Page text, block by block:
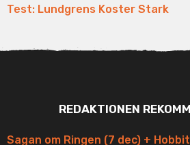
Test: Lundgrens Koster Stark
REDAKTIONEN
Sagan om Ringen (7 dec) +